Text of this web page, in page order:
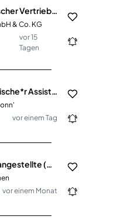
Mitarbeiter technischer Vertrieb - Angebots- und Projektwesen (m/w/d)
& Co. KG
vor 15
Tagen
vor einem Tag
Medizinische Fachangestellte (m/w/d) Augenoptiker (m/w/d) PTA (m/w/d) Vollzeit / Teilzeit
vor einem Monat